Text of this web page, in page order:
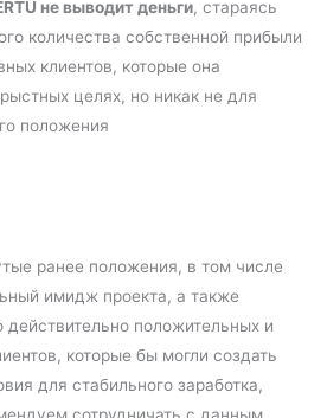
не выводит деньги, стараясь
количества собственной прибыли
клиентов, которые она
целях, но никак не для
положения
ранее положения, в том числе
имидж проекта, а также
действительно положительных и
которые бы могли создать
для стабильного заработка,
сотрудничать с данным